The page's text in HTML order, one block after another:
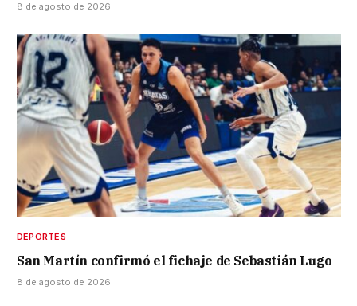
8 de agosto de 2026
DEPORTES
San Martín confirmó el fichaje de Sebastián Lugo
8 de agosto de 2026